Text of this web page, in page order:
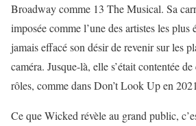
Broadway comme 13 The Musical. Sa
imposée comme l’une des artistes les plus
jamais effacé son désir de revenir sur les
caméra. Jusque-là, elle s’était contentée
rôles, comme dans Don’t Look Up en
Ce que Wicked révèle au grand public,